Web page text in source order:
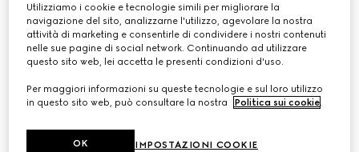
CHF 720
Variante verde
Utilizziamo i cookie e tecnologie simili per migliorare la
navigazione del sito, analizzarne l'utilizzo, agevolare la nostra
attività di marketing e consentirle di condividere i nostri contenuti
nelle sue pagine di social network. Continuando ad utilizzare
questo sito web, lei accetta le presenti condizioni d'uso.
Per maggiori informazioni su queste tecnologie e sul loro utilizzo
in questo sito web, può consultare la nostra
Politica sui cookie
IMPOSTAZIONI COOKIE
OK